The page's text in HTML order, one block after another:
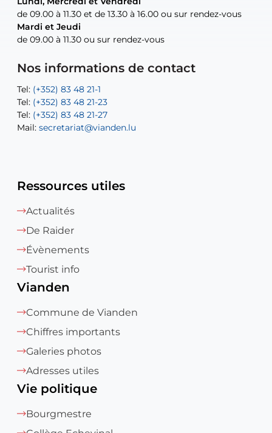
de 09.00 à 11.30 et de 13.30 à 16.00 ou sur rendez-vous
Mardi et Jeudi
de 09.00 à 11.30 ou sur rendez-vous
Nos informations de contact
Tel: (+352) 83 48 21-1
Tel: (+352) 83 48 21-23
Tel: (+352) 83 48 21-27
Mail: secretariat@vianden.lu
de 09.00 à 11.30 et de 13.30 à 16.00 ou sur rendez-vous
Mardi et Jeudi
de 09.00 à 11.30 ou sur rendez-vous
Tel: (+352) 83 48 21-20
Tel: (+352) 83 48 21-22
Mail:sofia.carvalho@vianden.lu
Mail: diane.storn@vianden.lu
Mail:recette@vianden.lu
Tel:(+352) 83 48 21-31
Tel:Permanence (Fuite d’eau) : 83 48 21 61
Ressources utiles
Actualités
De Raider
Évènements
Tourist info
Vianden
Commune de Vianden
Chiffres importants
Galeries photos
Adresses utiles
Vie politique
Bourgmestre